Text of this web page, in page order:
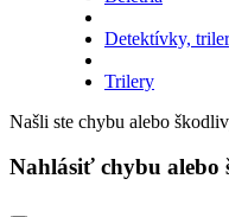
Detektívky,
Trilery
Našli ste chybu alebo
Nahlásiť chybu alebo